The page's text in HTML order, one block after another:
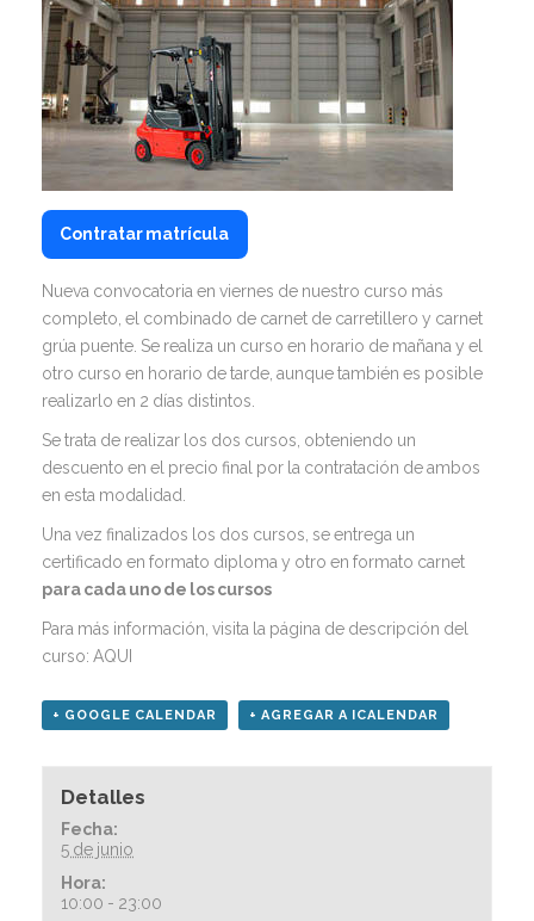
Contratar matrícula
Nueva convocatoria en viernes de nuestro curso más
completo, el combinado de carnet de carretillero y carnet
grúa puente. Se realiza un curso en horario de mañana y el
otro curso en horario de tarde, aunque también es posible
realizarlo en 2 días distintos.
Se trata de realizar los dos cursos, obteniendo un
descuento en el precio final por la contratación de ambos
en esta modalidad.
Una vez finalizados los dos cursos, se entrega un
certificado en formato diploma y otro en formato carnet
para cada uno de los cursos
Para más información, visita la página de descripción del
curso: AQUI
+ GOOGLE CALENDAR + AGREGAR A ICALENDAR
Detalles
Fecha:
5 de junio
Hora:
10:00 - 23:00